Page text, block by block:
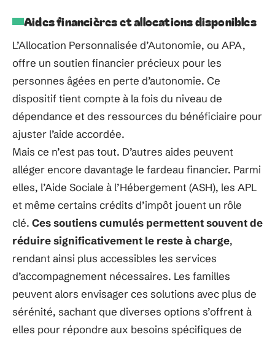
Aides financières et allocations disponibles
L’Allocation Personnalisée d’Autonomie, ou APA,
offre un soutien financier précieux pour les
personnes âgées en perte d’autonomie. Ce
dispositif tient compte à la fois du niveau de
dépendance et des ressources du bénéficiaire pour
ajuster l’aide accordée.
Mais ce n’est pas tout. D’autres aides peuvent
alléger encore davantage le fardeau financier. Parmi
elles, l’Aide Sociale à l’Hébergement (ASH), les APL
et même certains crédits d’impôt jouent un rôle
clé. Ces soutiens cumulés permettent souvent de
réduire significativement le reste à charge,
rendant ainsi plus accessibles les services
d’accompagnement nécessaires. Les familles
peuvent alors envisager ces solutions avec plus de
sérénité, sachant que diverses options s’offrent à
elles pour répondre aux besoins spécifiques de